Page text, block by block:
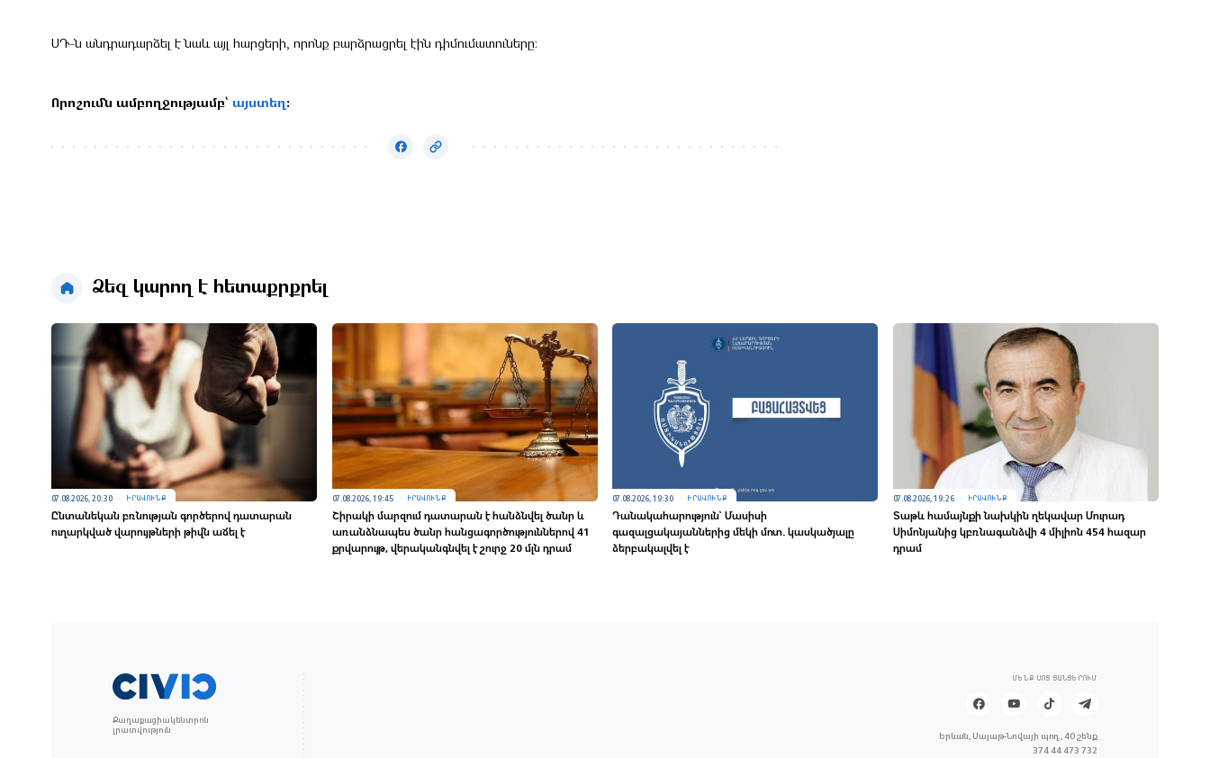
ՍԴ-ն անդրադարձել է նաև այլ հարցերի, որոնք բարձրացրել էին դիմումատուները։
Որոշումն ամբողջությամբ՝ այստեղ ։
Ձեզ կարող է հետաքրքրել
07.08.2026, 20:30 ԻՐԱՎՈՒՆՔ
Ընտանեկան բռնության գործերով դատարան
ուղարկված վարույթների թիվն աճել է
07.08.2026, 19:45 ԻՐԱՎՈՒՆՔ
Շիրակի մարզում դատարան է հանձնվել ծանր և
առանձնապես ծանր հանցագործություններով 41
քրվարույթ, վերականգնվել է շուրջ 20 մլն դրամ
07.08.2026, 19:30 ԻՐԱՎՈՒՆՔ
Դանակահարություն՝ Մասիսի
գազալցակայաններից մեկի մոտ. կասկածյալը
ձերբակալվել է
07.08.2026, 19:26 ԻՐԱՎՈՒՆՔ
Տաթև համայնքի նախկին ղեկավար Մուրադ
Սիմոնյանից կբռնագանձվի 4 միլիոն 454 հազար
դրամ
Քաղաքացիակենտրոն
լրատվություն
ՄԵՆՔ ՍՈՑ ՑԱՆՑԵՐՈՒՄ
Երևան, Սայաթ-Նովայի պող., 40 շենք
374 44 473 732